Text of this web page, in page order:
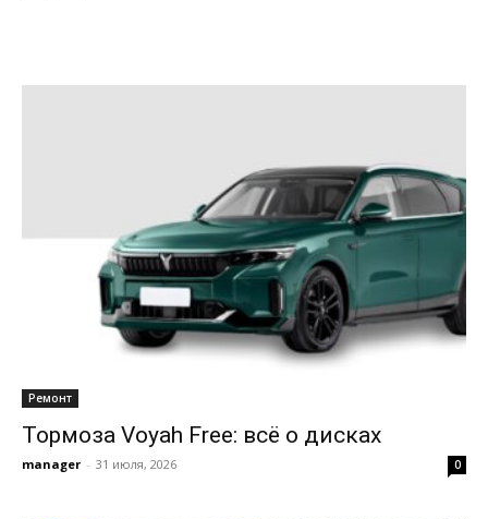
Ремонт
Тормоза Voyah Free: всё о дисках
manager - 31 июля, 2026 0